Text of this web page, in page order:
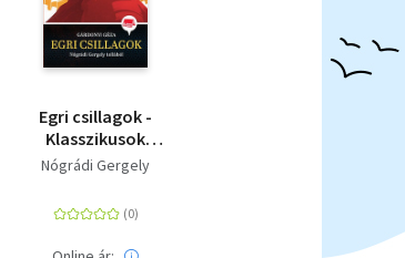
Egri csillagok -
Klasszikusok
újramesélve 2.
Nógrádi Gergely